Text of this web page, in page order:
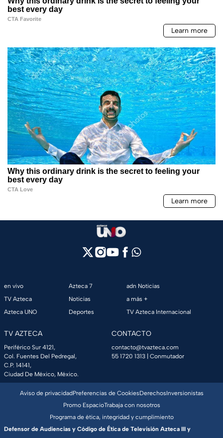
en vivo
TV Azteca
Azteca UNO
Azteca 7
Noticias
Deportes
adn Noticias
a más +
TV Azteca Internacional
TV AZTECA
Periférico Sur 4121,
Col. Fuentes Del Pedregal,
C.P. 14141,
Ciudad De México, México.
CONTACTO
contacto@tvazteca.com
55 1720 1313 | Conmutador
Aviso de privacidadPreferencias de CookiesDerechosInversionistas
Promo EspacioTrabaja con nosotros
Programa de ética, integridad y cumplimiento
Defensor de Audiencias y Código de Ética de Televisión Azteca III y